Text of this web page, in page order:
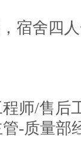
宿舍四
师/售后
-质量部